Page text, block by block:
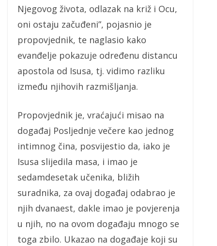
Njegovog života, odlazak na križ i Ocu,
oni ostaju začuđeni”, pojasnio je
propovjednik, te naglasio kako
evanđelje pokazuje određenu distancu
apostola od Isusa, tj. vidimo razliku
između njihovih razmišljanja.
Propovjednik je, vraćajući misao na
događaj Posljednje večere kao jednog
intimnog čina, posvijestio da, iako je
Isusa slijedila masa, i imao je
sedamdesetak učenika, bližih
suradnika, za ovaj događaj odabrao je
njih dvanaest, dakle imao je povjerenja
u njih, no na ovom događaju mnogo se
toga zbilo. Ukazao na događaje koji su